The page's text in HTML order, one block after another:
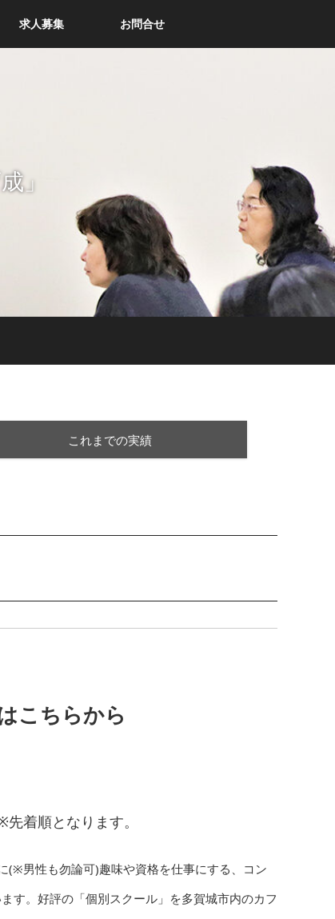
求人募集 お問合せ
」
これまでの実績
こちらから
着順となります。
(※男性も勿論可)趣味や資格を仕事にする、コン
す。好評の「個別スクール」を多賀城市内のカフ